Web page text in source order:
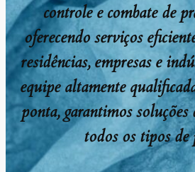
controle e combate de
oferecendo serviços
residências, empresas e
equipe altamente
ponta, garantimos
todos os tipos de